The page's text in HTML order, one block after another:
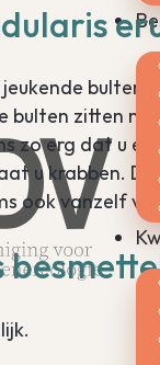
bulten.
bulten zitten
zo erg dat u
u krabben.
ook vanzelf